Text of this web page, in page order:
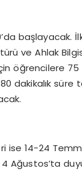
başlayacak.
ve Ahlak
öğrencilere
süre
ise 14-24
Ağustos’ta